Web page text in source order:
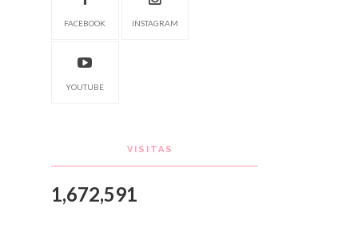
FACEBOOK INSTAGRAM
YOUTUBE
VISITAS
1,672,591